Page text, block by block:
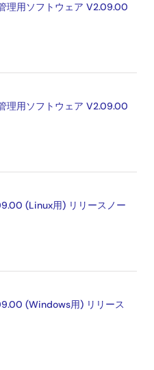
理用ソフトウェア V2.09.00
理用ソフトウェア V2.09.00
(Linux用) リリースノー
(Windows用) リリース